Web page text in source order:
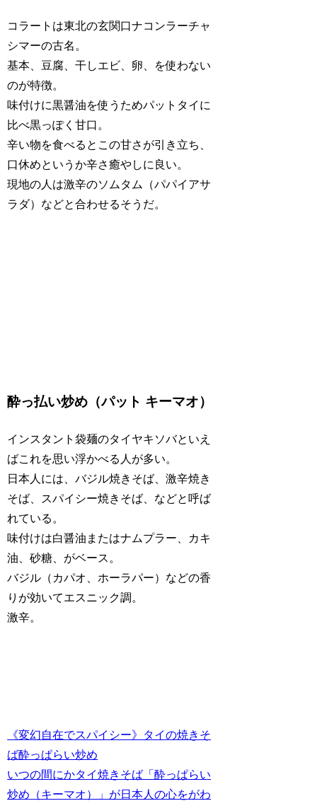
コラートは東北の玄関口ナコンラーチャ
シマーの古名。
基本、豆腐、干しエビ、卵、を使わない
のが特徴。
味付けに黒醤油を使うためパットタイに
比べ黒っぽく甘口。
辛い物を食べるとこの甘さが引き立ち、
口休めというか辛さ癒やしに良い。
現地の人は激辛のソムタム（パパイアサ
ラダ）などと合わせるそうだ。
酔っ払い炒め（パット キーマオ）
インスタント袋麺のタイヤキソバといえ
ばこれを思い浮かべる人が多い。
日本人には、バジル焼きそば、激辛焼き
そば、スパイシー焼きそば、などと呼ば
れている。
味付けは白醤油またはナムプラー、カキ
油、砂糖、がベース。
バジル（カパオ、ホーラパー）などの香
りが効いてエスニック調。
激辛。
《変幻自在でスパイシー》タイの焼きそ
ば酔っぱらい炒め
いつの間にかタイ焼きそば「酔っぱらい
炒め（キーマオ）」が日本人の心をがわ